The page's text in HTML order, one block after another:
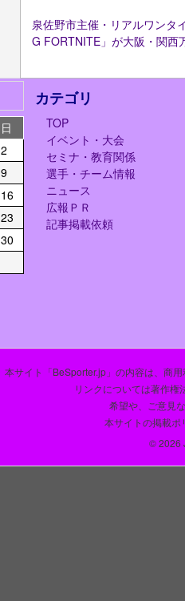
泉佐野市主催・リアルワンタ
G FORTNITE」が大阪・関西
日
2
9
16
23
30
カテゴリ
TOP
イベント・大会
セミナ・教育関係
選手・チーム情報
ニュース
広報ＰＲ
記事掲載依頼
本サイト「BeSporter.jp」の内容は、商
リンクについては著作権
希望や、ご意見
本サイトの掲載ポ
© 2026